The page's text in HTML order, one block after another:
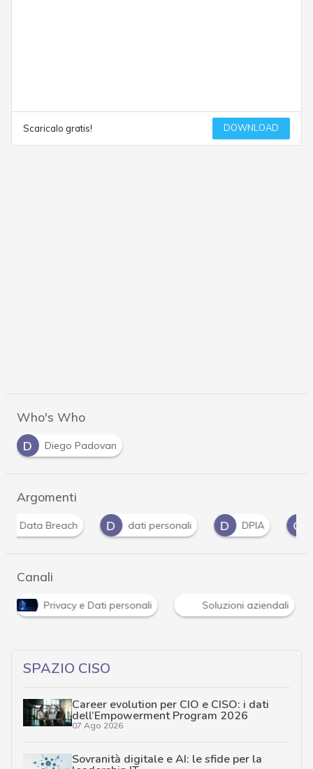
Scaricalo gratis! DOWNLOAD
Who's Who
D
Diego Padovan
Argomenti
D
dati personali D DPIA G Gdpr G
Canali
Privacy e Dati personali Soluzioni aziendali
SPAZIO CISO
Career evolution per CIO e CISO: i dati
dell’Empowerment Program 2026
07 Ago 2026
Sovranità digitale e AI: le sfide per la